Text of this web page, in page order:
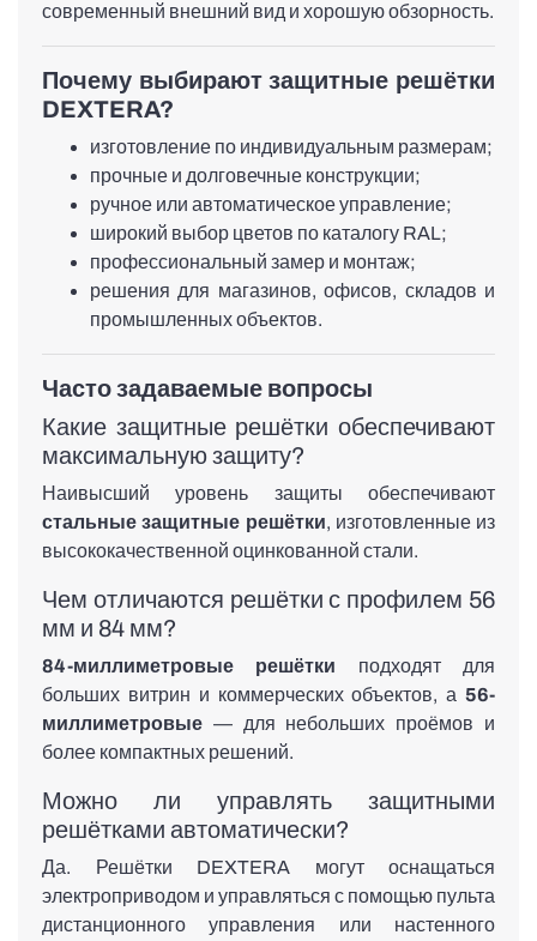
современный внешний вид и хорошую обзорность.
Почему выбирают защитные решётки
DEXTERA?
изготовление по индивидуальным размерам;
прочные и долговечные конструкции;
ручное или автоматическое управление;
широкий выбор цветов по каталогу RAL;
профессиональный замер и монтаж;
решения для магазинов, офисов, складов и
промышленных объектов.
Часто задаваемые вопросы
Какие защитные решётки обеспечивают
максимальную защиту?
Наивысший уровень защиты обеспечивают
стальные защитные решётки, изготовленные из
высококачественной оцинкованной стали.
Чем отличаются решётки с профилем 56
мм и 84 мм?
84-миллиметровые решётки подходят для
больших витрин и коммерческих объектов, а 56-
миллиметровые — для небольших проёмов и
более компактных решений.
Можно ли управлять защитными
решётками автоматически?
Да. Решётки DEXTERA могут оснащаться
электроприводом и управляться с помощью пульта
дистанционного управления или настенного